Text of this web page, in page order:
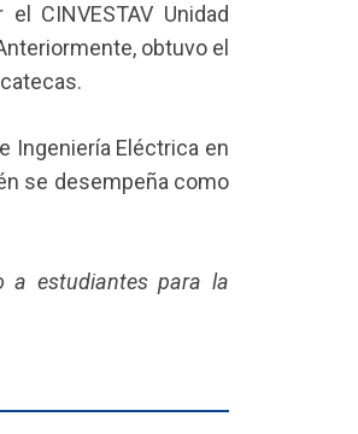
CINVESTAV Unidad
obtuvo el
Ingeniería Eléctrica en
se desempeña como
a estudiantes para la